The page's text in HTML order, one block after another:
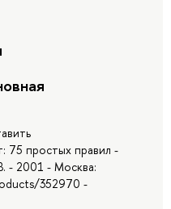
75 простых правил -
- 2001 - Москва:
352970 -